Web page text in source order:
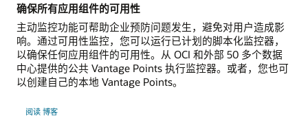
确保所有应用组件的可用性
主动监控功能可帮助企业预防问题发生，避免对用户造成影
响。通过可用性监控，您可以运行已计划的脚本化监控器，
以确保任何应用组件的可用性。从 OCI 和外部 50 多个数据
中心提供的公共 Vantage Points 执行监控器。或者，您也可
以创建自己的本地 Vantage Points。
阅读 博客